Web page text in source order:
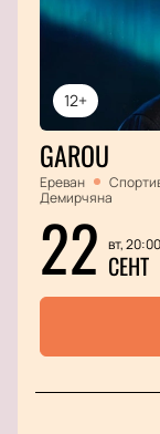
12+
GAROU
Ереван
Демирчяна
22 вт, 20:00
СЕНТ